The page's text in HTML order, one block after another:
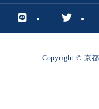
Copyright © 京都